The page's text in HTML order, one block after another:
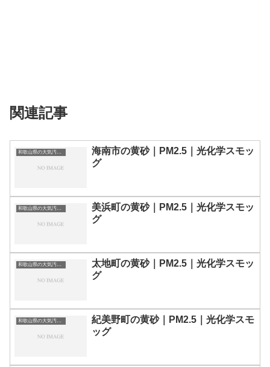
関連記事
和歌山県の大気汚染・PM2.5・黄砂・エアロゾルの数値
海南市の黄砂｜PM2.5｜光化学スモッ
グ
和歌山県の大気汚染・PM2.5・黄砂・エアロゾルの数値
美浜町の黄砂｜PM2.5｜光化学スモッ
グ
和歌山県の大気汚染・PM2.5・黄砂・エアロゾルの数値
太地町の黄砂｜PM2.5｜光化学スモッ
グ
和歌山県の大気汚染・PM2.5・黄砂・エアロゾルの数値
紀美野町の黄砂｜PM2.5｜光化学スモ
ッグ